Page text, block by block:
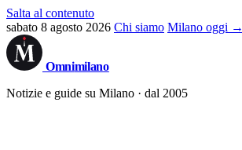
Salta al contenuto
sabato 8 agosto 2026 Chi siamo Milano oggi →
Omnimilano
Notizie e guide su Milano · dal 2005